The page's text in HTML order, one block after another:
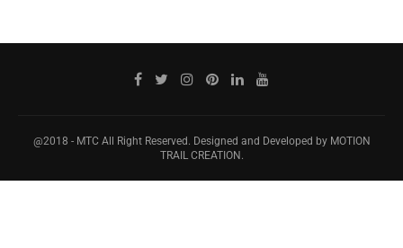
@2018 - MTC All Right Reserved. Designed and Developed by MOTION
TRAIL CREATION.